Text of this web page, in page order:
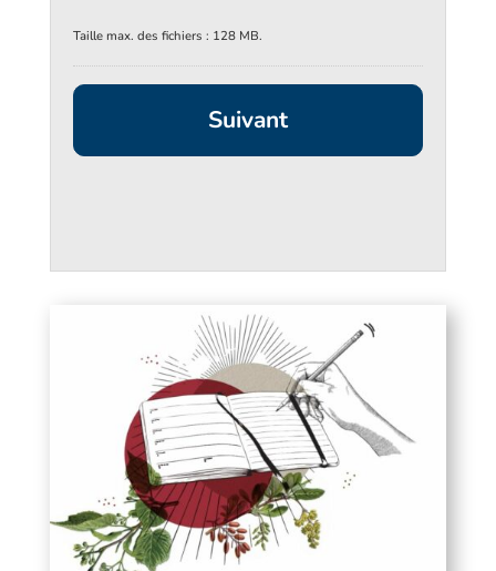
Taille max. des fichiers : 128 MB.